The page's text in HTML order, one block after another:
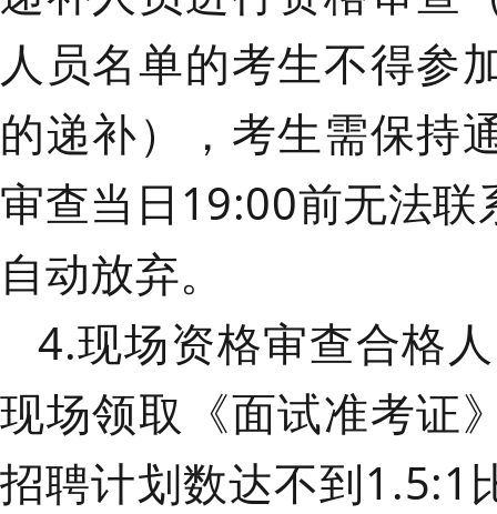
人员名单的考生不得参
的递补），考生需保持
审查当日 19:00前无法联
自动放弃。
4.现场资格审查合格
现场领取《面试准考证
招聘计划数达不到1.5:1